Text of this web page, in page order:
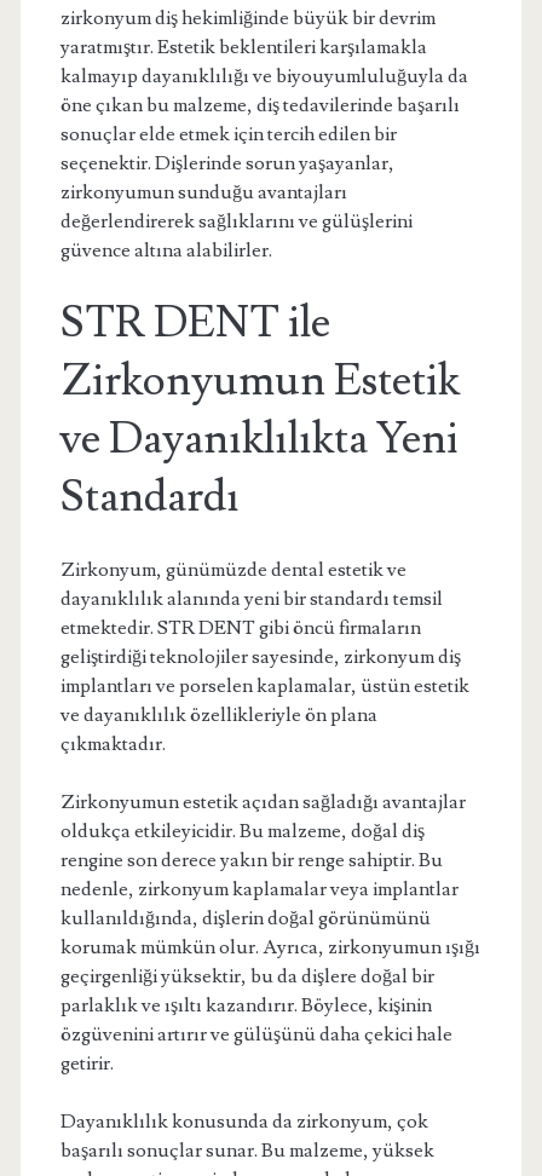
zirkonyum diş hekimliğinde büyük bir devrim
yaratmıştır. Estetik beklentileri karşılamakla
kalmayıp dayanıklılığı ve biyouyumluluğuyla da
öne çıkan bu malzeme, diş tedavilerinde başarılı
sonuçlar elde etmek için tercih edilen bir
seçenektir. Dişlerinde sorun yaşayanlar,
zirkonyumun sunduğu avantajları
değerlendirerek sağlıklarını ve gülüşlerini
güvence altına alabilirler.
STR DENT ile
Zirkonyumun Estetik
ve Dayanıklılıkta Yeni
Standardı
Zirkonyum, günümüzde dental estetik ve
dayanıklılık alanında yeni bir standardı temsil
etmektedir. STR DENT gibi öncü firmaların
geliştirdiği teknolojiler sayesinde, zirkonyum diş
implantları ve porselen kaplamalar, üstün estetik
ve dayanıklılık özellikleriyle ön plana
çıkmaktadır.
Zirkonyumun estetik açıdan sağladığı avantajlar
oldukça etkileyicidir. Bu malzeme, doğal diş
rengine son derece yakın bir renge sahiptir. Bu
nedenle, zirkonyum kaplamalar veya implantlar
kullanıldığında, dişlerin doğal görünümünü
korumak mümkün olur. Ayrıca, zirkonyumun ışığı
geçirgenliği yüksektir, bu da dişlere doğal bir
parlaklık ve ışıltı kazandırır. Böylece, kişinin
özgüvenini artırır ve gülüşünü daha çekici hale
getirir.
Dayanıklılık konusunda da zirkonyum, çok
başarılı sonuçlar sunar. Bu malzeme, yüksek